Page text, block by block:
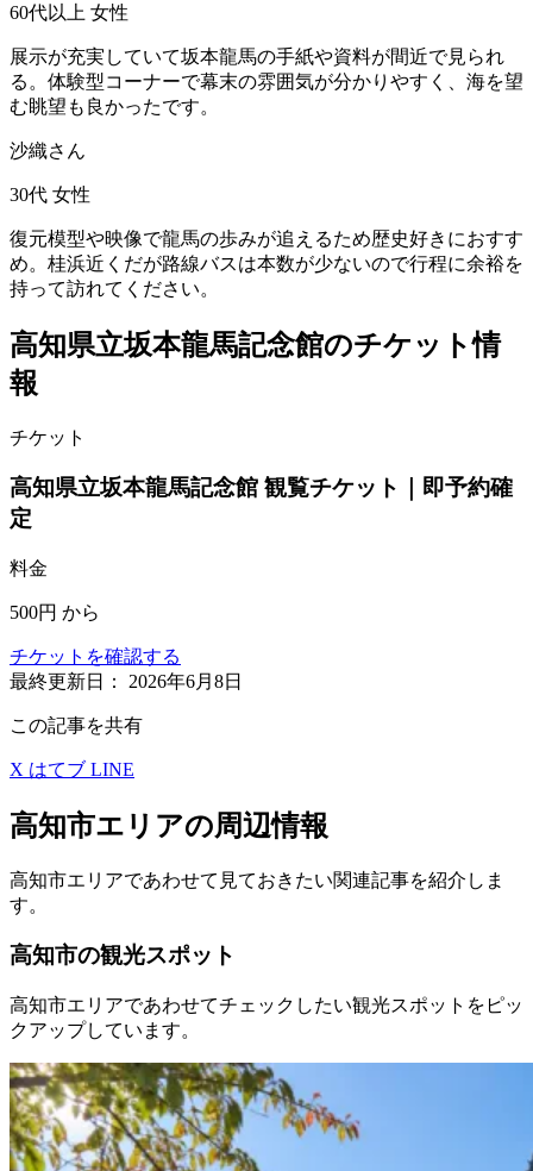
60代以上 女性
展示が充実していて坂本龍馬の手紙や資料が間近で見られ
る。体験型コーナーで幕末の雰囲気が分かりやすく、海を望
む眺望も良かったです。
沙織さん
30代 女性
復元模型や映像で龍馬の歩みが追えるため歴史好きにおすす
め。桂浜近くだが路線バスは本数が少ないので行程に余裕を
持って訪れてください。
高知県立坂本龍馬記念館のチケット情
報
チケット
高知県立坂本龍馬記念館 観覧チケット｜即予約確
定
料金
500円 から
チケットを確認する
最終更新日： 2026年6月8日
この記事を共有
X はてブ LINE
高知市エリアの周辺情報
高知市エリアであわせて見ておきたい関連記事を紹介しま
す。
高知市の観光スポット
高知市エリアであわせてチェックしたい観光スポットをピッ
クアップしています。